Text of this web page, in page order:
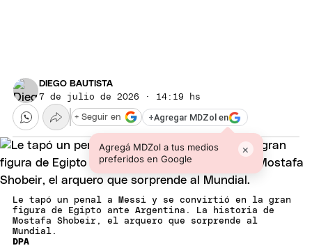
DIEGO BAUTISTA
7 de julio de 2026 · 14:19 hs
+Agregar MDZol en
Agregá MDZol a tus medios
preferidos en Google
×
+ Seguir en
Le tapó un penal a Messi y se convirtió en la gran
figura de Egipto ante Argentina. La historia de
Mostafa Shobeir, el arquero que sorprende al
Mundial.
DPA